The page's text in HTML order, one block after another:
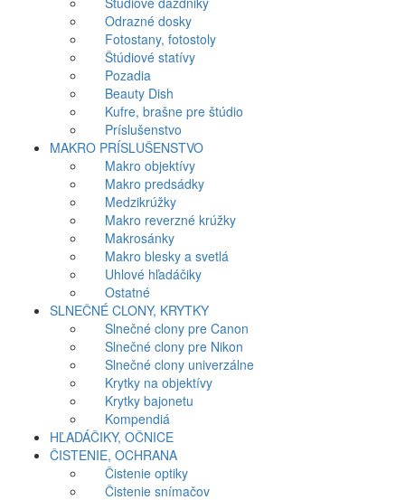
Odrazné dosky
Fotostany, fotostoly
Štúdiové statívy
Pozadia
Beauty Dish
Kufre, brašne pre štúdio
Príslušenstvo
MAKRO PRÍSLUŠENSTVO
Makro objektívy
Makro predsádky
Medzikrúžky
Makro reverzné krúžky
Makrosánky
Makro blesky a svetlá
Uhlové hľadáčiky
Ostatné
SLNEČNÉ CLONY, KRYTKY
Slnečné clony pre Canon
Slnečné clony pre Nikon
Slnečné clony univerzálne
Krytky na objektívy
Krytky bajonetu
Kompendiá
HĽADÁČIKY, OČNICE
ČISTENIE, OCHRANA
Čistenie optiky
Čistenie snímačov